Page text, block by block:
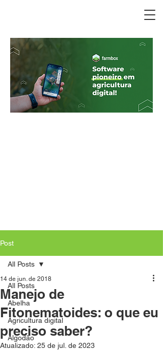
Post
All Posts
Abelha
Agricultura digital
Algodão
All Posts
Manejo de
Fitonematoides: o que eu
preciso saber?
14 de jun. de 2018
Atualizado: 25 de jul. de 2023